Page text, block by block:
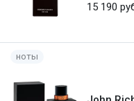
15 190
ноты